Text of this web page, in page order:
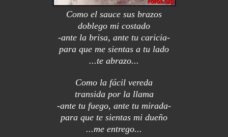
Como el sauce sus brazos
doblego mi costado
-ante la brisa, ante tu caricia-
para que me sientas a tu lado
...te abrazo...
Como la fácil vereda
transida por la llama
-ante tu fuego, ante tu mirada-
para que te sientas mi dueño
...me entrego...